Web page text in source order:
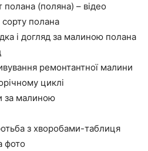
(поляна) – відео
полана
і догляд за малиною полана
ремонтантної малини
циклі
за малиною
з хворобами-таблиця
фото